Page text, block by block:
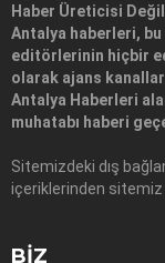
Haber Üreticisi
Antalya haberleri,
editörlerinin hiçbir
olarak ajans
Antalya Haberleri
muhatabı haberi
Sitemizdeki dış
içeriklerinden sitemiz
BIZ